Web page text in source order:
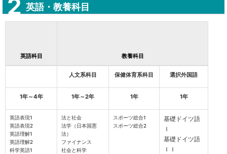
英語・教養科目
英語科目 教養科目
人文系科目 保健体育系科目 選択外国語
1年～4年 1年～2年 1年 1年
英語表現1
英語表現2
英語理解1
英語理解2
科学英語1
法と社会
法学（日本国憲
法）
ファイナンス
社会と科学
スポーツ総合1
スポーツ総合2
基礎ドイツ語
Ｉ
基礎ドイツ語
ＩＩ